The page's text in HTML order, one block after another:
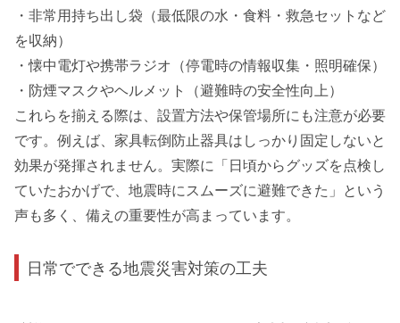
・非常用持ち出し袋（最低限の水・食料・救急セットなど
を収納）
・懐中電灯や携帯ラジオ（停電時の情報収集・照明確保）
・防煙マスクやヘルメット（避難時の安全性向上）
これらを揃える際は、設置方法や保管場所にも注意が必要
です。例えば、家具転倒防止器具はしっかり固定しないと
効果が発揮されません。実際に「日頃からグッズを点検し
ていたおかげで、地震時にスムーズに避難できた」という
声も多く、備えの重要性が高まっています。
日常でできる地震災害対策の工夫